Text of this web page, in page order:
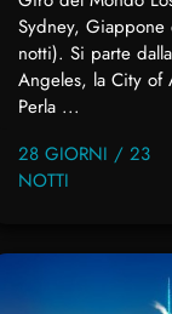
Sydney,
notti). Si parte
Angeles, la City of
Perla ...
28 GIORNI / 23
NOTTI